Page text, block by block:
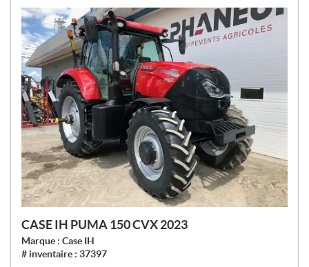
:
CASE IH PUMA 150 CVX 2023
Marque : Case IH
# inventaire : 37397